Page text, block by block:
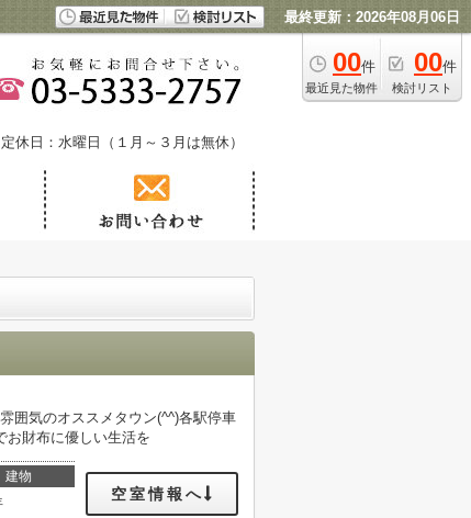
最終更新：2026年08月06日
00件
最近見た物件
00件
検討リスト
定休日：水曜日（１月～３月は無休）
囲気のオススメタウン(^^)各駅停車
お財布に優しい生活を
建物
空室情報へ